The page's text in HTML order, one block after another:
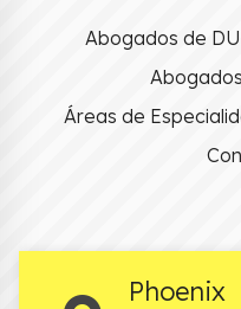
Abogados de
Áreas de
Phoenix